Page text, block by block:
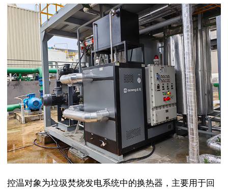
控温对象为垃圾焚烧发电系统中的换热器，主要用于回